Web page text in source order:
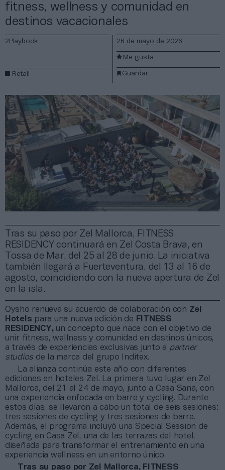
fitness, wellness y comunidad en
destinos vacacionales
Tras su paso por Zel Mallorca, FITNESS
RESIDENCY continuará en Zel Costa Brava, en
Tossa de Mar, del 25 al 28 de junio. La iniciativa
también llegará a Fuerteventura, del 13 al 16 de
agosto, coincidiendo con la nueva apertura de Zel
en la isla.
2Playbook
Retail
26 de mayo de 2026
Guardar
Me gusta
Oysho renueva su acuerdo de colaboración con Zel
Hotels para una nueva edición de FITNESS
RESIDENCY, un concepto que nace con el objetivo de
unir fitness, wellness y comunidad en destinos únicos,
a través de experiencias exclusivas junto a partner
studios de la marca del grupo Inditex.
La alianza continúa este año con diferentes
ediciones en hoteles Zel. La primera tuvo lugar en Zel
Mallorca, del 21 al 24 de mayo, junto a Casa Sana, con
una experiencia enfocada en barre y cycling. Durante
estos días, se llevaron a cabo un total de seis sesiones:
tres sesiones de cycling y tres sesiones de barre.
Además, el programa incluyó una Special Session de
cycling en Casa Zel, una de las terrazas del hotel,
diseñada para transformar el entrenamiento en una
experiencia wellness en un entorno único.
Tras su paso por Zel Mallorca, FITNESS